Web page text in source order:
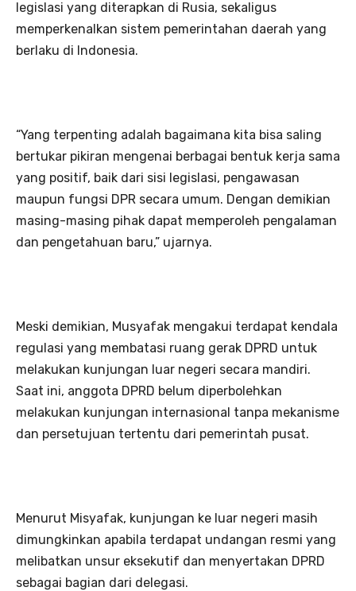
legislasi yang diterapkan di Rusia, sekaligus
memperkenalkan sistem pemerintahan daerah yang
berlaku di Indonesia.
“Yang terpenting adalah bagaimana kita bisa saling
bertukar pikiran mengenai berbagai bentuk kerja sama
yang positif, baik dari sisi legislasi, pengawasan
maupun fungsi DPR secara umum. Dengan demikian
masing-masing pihak dapat memperoleh pengalaman
dan pengetahuan baru,” ujarnya.
Meski demikian, Musyafak mengakui terdapat kendala
regulasi yang membatasi ruang gerak DPRD untuk
melakukan kunjungan luar negeri secara mandiri.
Saat ini, anggota DPRD belum diperbolehkan
melakukan kunjungan internasional tanpa mekanisme
dan persetujuan tertentu dari pemerintah pusat.
Menurut Misyafak, kunjungan ke luar negeri masih
dimungkinkan apabila terdapat undangan resmi yang
melibatkan unsur eksekutif dan menyertakan DPRD
sebagai bagian dari delegasi.